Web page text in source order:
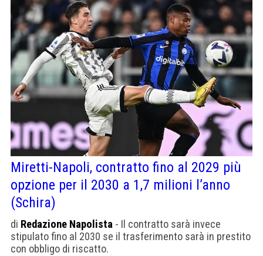
Miretti-Napoli, contratto fino al 2029 più
opzione per il 2030 a 1,7 milioni l’anno
(Schira)
di Redazione Napolista - Il contratto sarà invece
stipulato fino al 2030 se il trasferimento sarà in prestito
con obbligo di riscatto.